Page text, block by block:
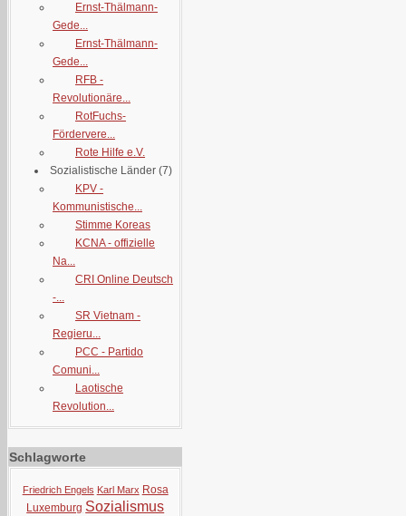
Ernst-Thälmann-
Gede...
Ernst-Thälmann-
Gede...
RFB -
Revolutionäre...
RotFuchs-
Fördervere...
Rote Hilfe e.V.
Sozialistische Länder (7)
KPV -
Kommunistische...
Stimme Koreas
KCNA - offizielle
Na...
CRI Online Deutsch
-...
SR Vietnam -
Regieru...
PCC - Partido
Comuni...
Laotische
Revolution...
Schlagworte
Friedrich Engels Karl Marx Rosa
Luxemburg Sozialismus